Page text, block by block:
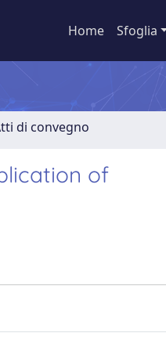
Home Sfoglia
di convegno
of